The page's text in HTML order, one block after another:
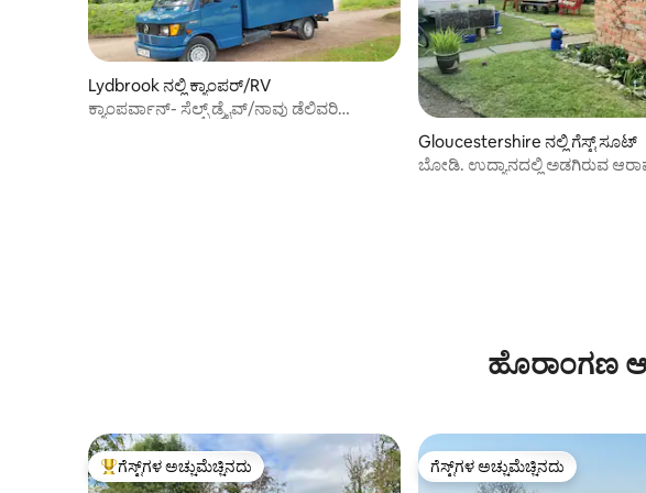
Lydbrook ನಲ್ಲಿ ಕ್ಯಾಂಪರ್/RV
ಕ್ಯಾಂಪರ್ವಾನ್- ಸೆಲ್ಫ್ ಡ್ರೈವ್/ನಾವು ಡೆಲಿವರಿ
Gloucestershire ನಲ್ಲಿ ಗೆಸ್ಟ್ ಸೂಟ್
ಬೋಡಿ. ಉದ್ಯಾನದಲ್ಲಿ ಅಡಗಿರುವ
ಹೊರಾಂಗಣ
ಗೆಸ್ಟ್‌ಗಳಿಗೆ ಅತಿ ಹೆಚ್ಚು ಅಚ್ಚುಮೆಚ್ಚಿನದು
ಗೆಸ್ಟ್‌ಗಳ ಅಚ್ಚುಮೆಚ್ಚಿನದು ಗೆಸ್ಟ್‌ಗಳ ಅಚ್ಚುಮೆಚ್ಚಿನದು
ಗೆಸ್ಟ್‌ಗಳ ಅಚ್ಚುಮೆಚ್ಚಿನದು